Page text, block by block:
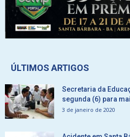
ÚLTIMOS ARTIGOS
Secretaria da
segunda (6) para
3 de janeiro de 2020